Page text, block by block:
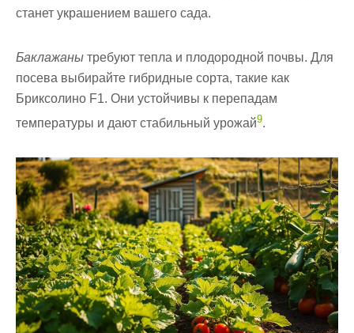
станет украшением вашего сада.
Баклажаны требуют тепла и плодородной почвы. Для
посева выбирайте гибридные сорта, такие как
Бриксолино F1. Они устойчивы к перепадам
температуры и дают стабильный урожай9.